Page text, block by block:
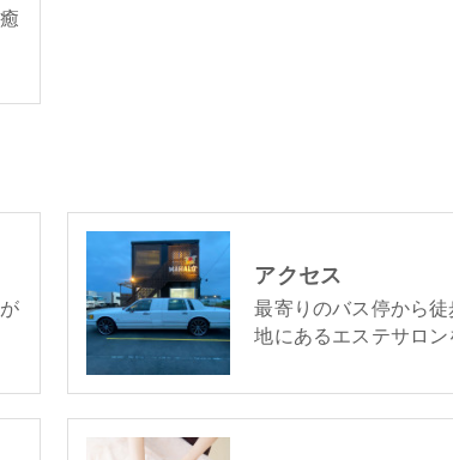
アクセス
最寄りのバス停から
地にあるエステサロ